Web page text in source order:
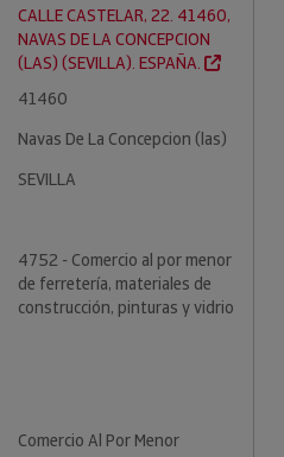
CALLE CASTELAR, 22. 41460,
NAVAS DE LA CONCEPCION
(LAS) (SEVILLA). ESPAÑA.
41460
Navas De La Concepcion (las)
SEVILLA
4752 - Comercio al por menor
de ferretería, materiales de
construcción, pinturas y vidrio
Comercio Al Por Menor